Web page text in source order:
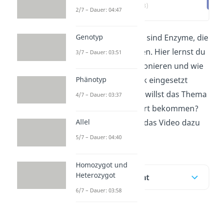
(00:13)
Restriktionsenzyme
sind Enzyme, die
die DNA zerschneiden. Hier lernst du
wie genau sie funktionieren und wie
sie in der Gentechnik eingesetzt
werden können! Du willst das Thema
noch schneller erklärt bekommen?
Dann schau dir hier das Video dazu
an!
Inhaltsübersicht
2/7 – Dauer: 04:47
Genotyp
3/7 – Dauer: 03:51
Phänotyp
4/7 – Dauer: 03:37
Allel
5/7 – Dauer: 04:40
Homozygot und
Heterozygot
6/7 – Dauer: 03:58